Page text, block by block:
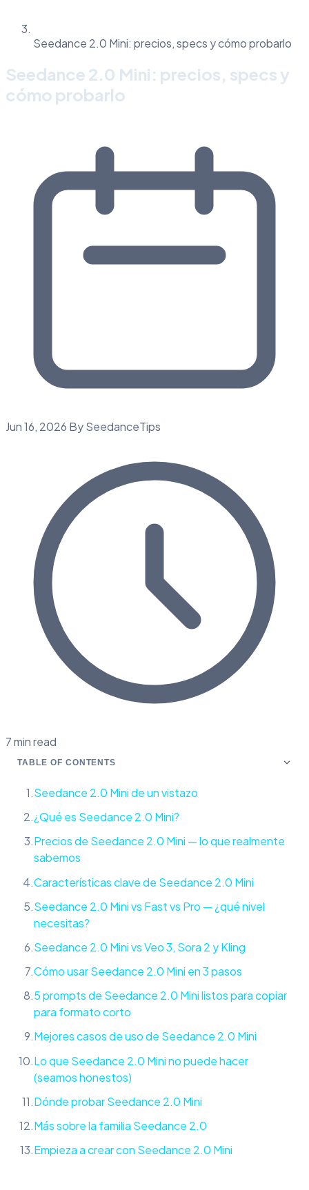
Seedance 2.0 Mini: precios, specs y cómo probarlo
Seedance 2.0 Mini: precios, specs y
cómo probarlo
Jun 16, 2026 By SeedanceTips
7 min read
TABLE OF CONTENTS
Seedance 2.0 Mini de un vistazo
¿Qué es Seedance 2.0 Mini?
Precios de Seedance 2.0 Mini — lo que realmente
sabemos
Características clave de Seedance 2.0 Mini
Seedance 2.0 Mini vs Fast vs Pro — ¿qué nivel
necesitas?
Seedance 2.0 Mini vs Veo 3, Sora 2 y Kling
Cómo usar Seedance 2.0 Mini en 3 pasos
5 prompts de Seedance 2.0 Mini listos para copiar
para formato corto
Mejores casos de uso de Seedance 2.0 Mini
Lo que Seedance 2.0 Mini no puede hacer
(seamos honestos)
Dónde probar Seedance 2.0 Mini
Más sobre la familia Seedance 2.0
Empieza a crear con Seedance 2.0 Mini